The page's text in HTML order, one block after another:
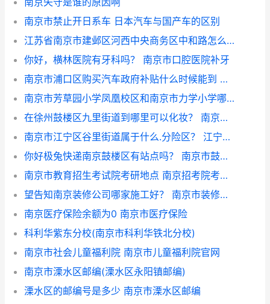
南京市禁止开日系车 日本汽车与国产车的区别
江苏省南京市建邺区河西中央商务区中和路怎么去 建邺是什么意思
你好，横林医院有牙科吗？ 南京市口腔医院补牙
南京市浦口区购买汽车政府补贴什么时候能到 汽车报废补贴多久到账
南京市芳草园小学凤凰校区和南京市力学小学哪个好? 南京芳草园小学排名
在徐州鼓楼区九里街道到哪里可以化妆？ 南京市鼓楼区湖南路街道
南京市江宁区谷里街道属于什么.分险区？ 江宁谷里厂房出售
你好极兔快递南京鼓楼区有站点吗？ 南京市鼓楼区邮编
南京市教育招生考试院考研地点 南京招考院考研考点
望告知南京装修公司哪家施工好？ 南京市装修施工时间表
南京医疗保险余额为0 南京市医疗保险
科利华紫东分校(南京市科利华铁北分校)
南京市社会儿童福利院 南京市儿童福利院官网
南京市溧水区邮编(溧水区永阳镇邮编)
溧水区的邮编号是多少 南京市溧水区邮编